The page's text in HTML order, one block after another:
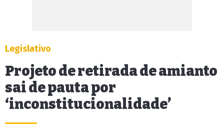
Legislativo
Projeto de retirada de amianto
sai de pauta por
‘inconstitucionalidade’